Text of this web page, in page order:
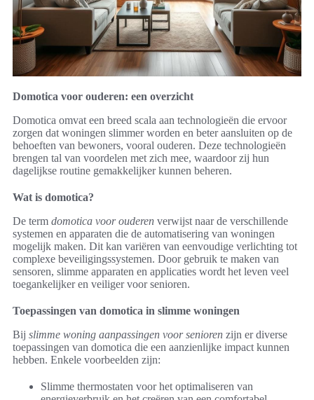
Domotica voor ouderen: een overzicht
Domotica omvat een breed scala aan technologieën die ervoor
zorgen dat woningen slimmer worden en beter aansluiten op de
behoeften van bewoners, vooral ouderen. Deze technologieën
brengen tal van voordelen met zich mee, waardoor zij hun
dagelijkse routine gemakkelijker kunnen beheren.
Wat is domotica?
De term domotica voor ouderen verwijst naar de verschillende
systemen en apparaten die de automatisering van woningen
mogelijk maken. Dit kan variëren van eenvoudige verlichting tot
complexe beveiligingssystemen. Door gebruik te maken van
sensoren, slimme apparaten en applicaties wordt het leven veel
toegankelijker en veiliger voor senioren.
Toepassingen van domotica in slimme woningen
Bij slimme woning aanpassingen voor senioren zijn er diverse
toepassingen van domotica die een aanzienlijke impact kunnen
hebben. Enkele voorbeelden zijn:
Slimme thermostaten voor het optimaliseren van